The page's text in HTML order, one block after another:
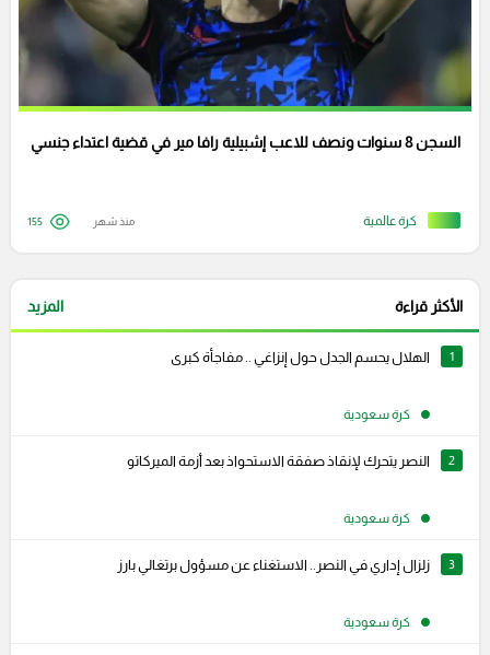
كرة عالمية
السجن 8 سنوات ونصف للاعب إشبيلية رافا مير في قضية اعتداء جنسي
منذ شهر 155
الأكثر قراءة المزيد
1 الهلال يحسم الجدل حول إنزاغي .. مفاجأة كبرى
كرة سعودية
2 النصر يتحرك لإنقاذ صفقة الاستحواذ بعد أزمة الميركاتو
كرة سعودية
3 زلزال إداري في النصر.. الاستغناء عن مسؤول برتغالي بارز
كرة سعودية